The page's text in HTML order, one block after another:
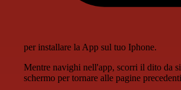
per installare la App sul tuo Iphone.
Mentre navighi nell'app, scorri il dito da
schermo per tornare alle pagine precedenti